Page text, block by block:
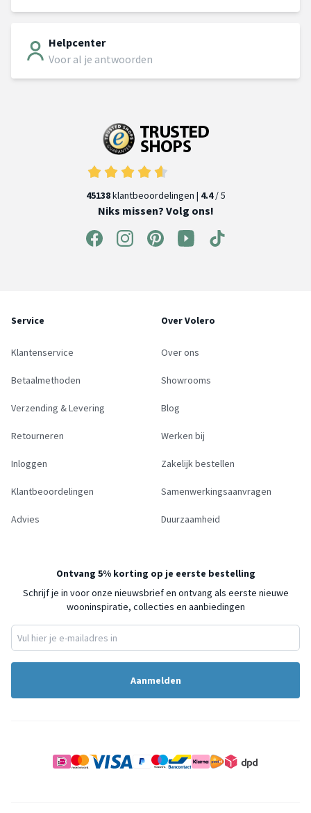
Helpcenter
Voor al je antwoorden
45138klantbeoordelingen | 4.4/ 5
Niks missen? Volg ons!
Service
Klantenservice
Betaalmethoden
Verzending & Levering
Retourneren
Inloggen
Klantbeoordelingen
Advies
Over Volero
Over ons
Showrooms
Blog
Werken bij
Zakelijk bestellen
Samenwerkingsaanvragen
Duurzaamheid
Ontvang 5% korting op je eerste bestelling
Schrijf je in voor onze nieuwsbrief en ontvang als eerste nieuwe
wooninspiratie, collecties en aanbiedingen
Aanmelden